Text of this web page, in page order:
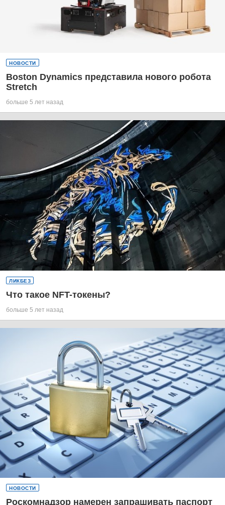
НОВОСТИ
Boston Dynamics представила нового робота
Stretch
больше 5 лет назад
ЛИКБЕЗ
Что такое NFT-токены?
больше 5 лет назад
НОВОСТИ
Роскомнадзор намерен запрашивать паспорт